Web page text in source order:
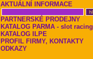
AKTUÁLNÍ INFORMACE
PARTNERSKÉ PRODEJNY
KATALOG PARMA - slot racing
KATALOG ILPE
PROFIL FIRMY, KONTAKTY
ODKAZY